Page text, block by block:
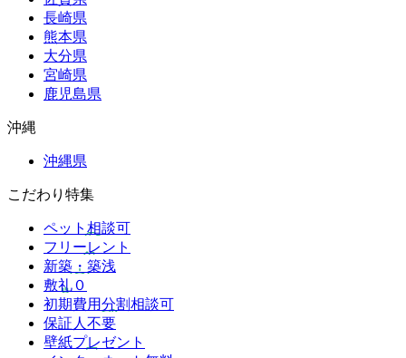
長崎県
熊本県
大分県
宮崎県
鹿児島県
沖縄
沖縄県
こだわり特集
ペット相談可
フリーレント
新築・築浅
敷礼０
初期費用分割相談可
保証人不要
壁紙プレゼント